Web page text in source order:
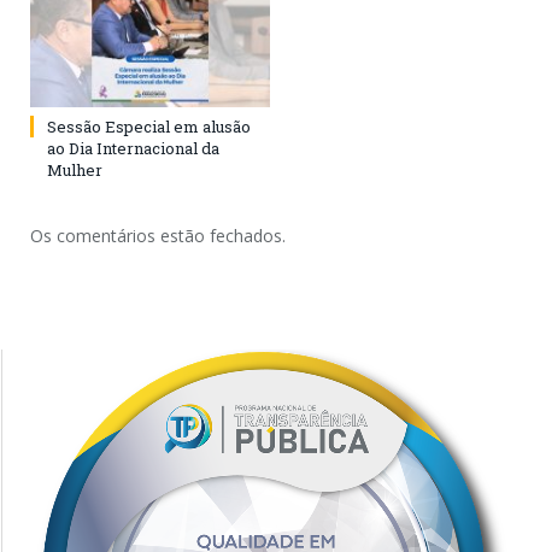
Sessão Especial em alusão
ao Dia Internacional da
Mulher
Os comentários estão fechados.